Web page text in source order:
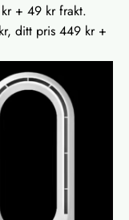
+ 49 kr frakt.
ditt pris 449 kr +